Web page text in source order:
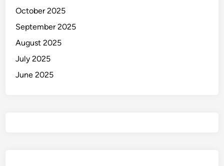
October 2025
September 2025
August 2025
July 2025
June 2025